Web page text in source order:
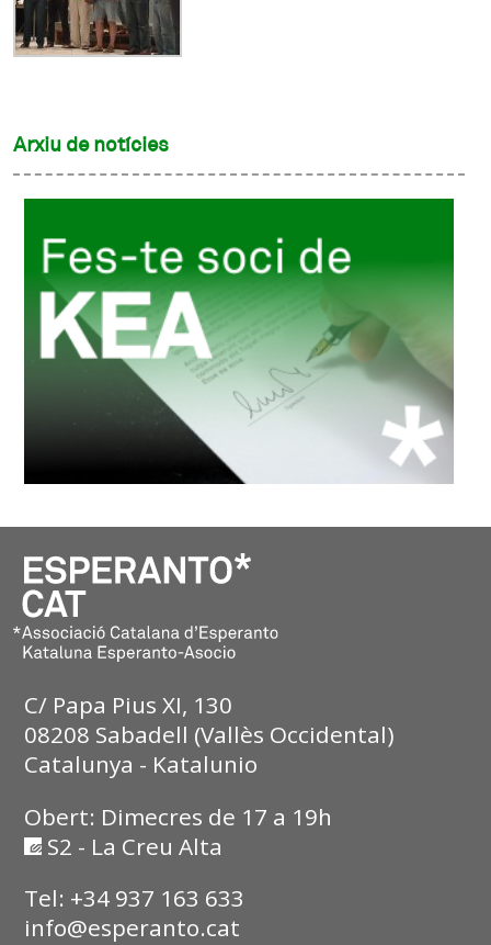
Arxiu de notícies
C/ Papa Pius XI, 130
08208 Sabadell (Vallès Occidental)
Catalunya - Katalunio
Obert: Dimecres de 17 a 19h
S2 - La Creu Alta
Tel: +34 937 163 633
info@esperanto.cat